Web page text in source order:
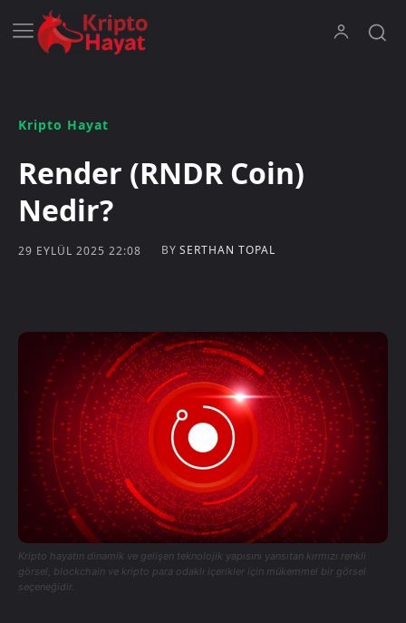
Kripto Hayat
Render (RNDR Coin)
Nedir?
29 EYLÜL 2025 22:08 BY SERTHAN TOPAL
Kripto hayatın dinamik ve gelişen teknolojik yapısını yansıtan kırmızı renkli
görsel, blockchain ve kripto para odaklı içerikler için mükemmel bir görsel
seçeneğidir.